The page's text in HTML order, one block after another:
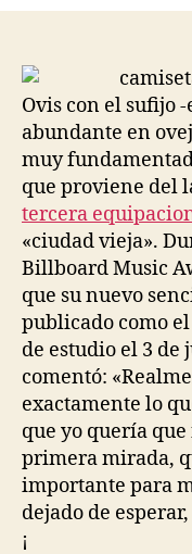
Ovis con el sufijo
abundante en
muy
que proviene del
tercera
«ciudad vieja».
Billboard Music
que su nuevo
publicado como
de estudio el 3 de
comentó:
exactamente lo
que yo quería
primera mirada,
importante para
dejado de esperar,
¡